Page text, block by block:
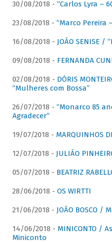
30/08/2018 - “Carlos Lyra –
23/08/2018 - “Marco Pereira
16/08/2018 - JOÃO SENISE /
09/08/2018 - FERNANDA
02/08/2018 - DÓRIS
“Mulheres com Bossa”
26/07/2018 - “Monarco 85
Agradecer”
19/07/2018 - MARQUINHOS
12/07/2018 - JULIÃO
05/07/2018 - BEATRIZ
28/06/2018 - OS WIRTTI
21/06/2018 - JOÃO BOSCO /
14/06/2018 - MINICONTO /
Miniconto